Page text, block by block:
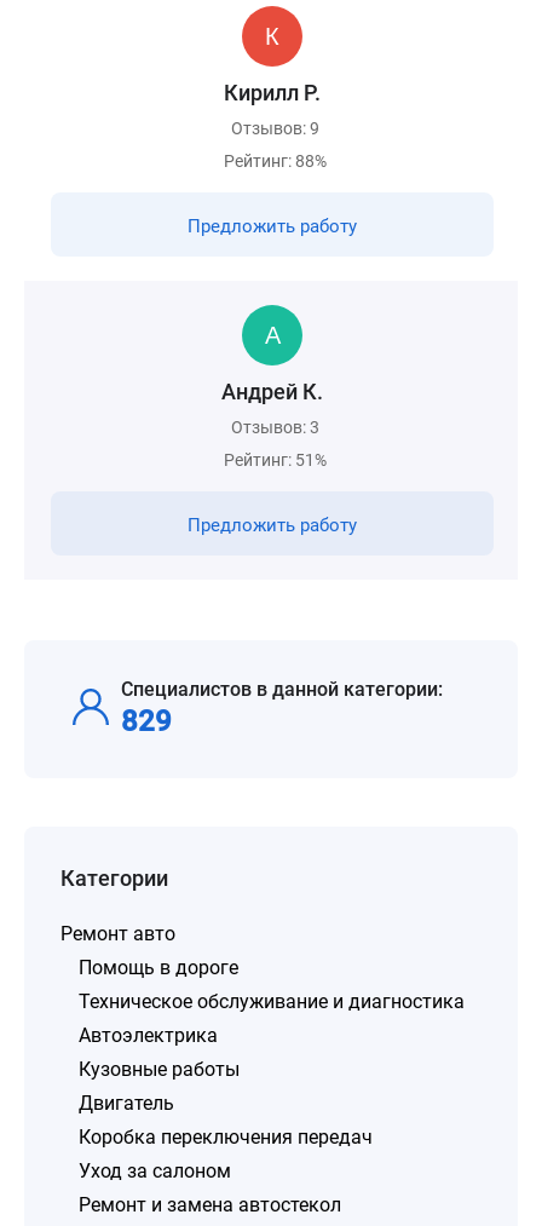
Кирилл Р.
Отзывов: 9
Рейтинг: 88%
Предложить работу
Андрей К.
Отзывов: 3
Рейтинг: 51%
Предложить работу
Специалистов в данной категории:
829
Категории
Ремонт авто
Помощь в дороге
Техническое обслуживание и диагностика
Автоэлектрика
Кузовные работы
Двигатель
Коробка переключения передач
Уход за салоном
Ремонт и замена автостекол